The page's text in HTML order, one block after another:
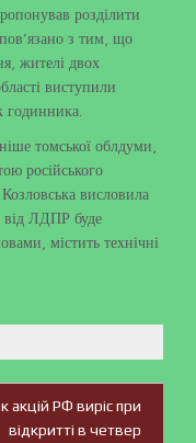
розділити
з тим, що
жителі двох
виступили
годинника.
томської облдуми,
російського
висловила
від ЛДПР буде
містить технічні
акцій РФ виріс при
відкритті в четвер